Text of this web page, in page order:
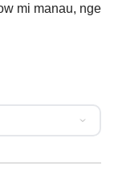
mi manau, nge